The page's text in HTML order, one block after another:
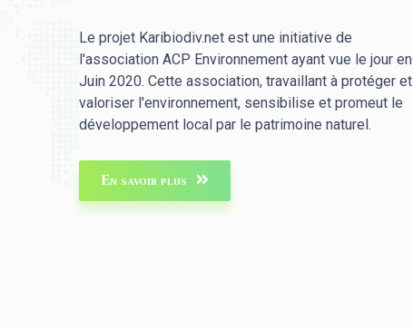
Le projet Karibiodiv.net est une initiative de
l'association ACP Environnement ayant vue le jour en
Juin 2020. Cette association, travaillant à protéger et
valoriser l'environnement, sensibilise et promeut le
développement local par le patrimoine naturel.
En savoir plus